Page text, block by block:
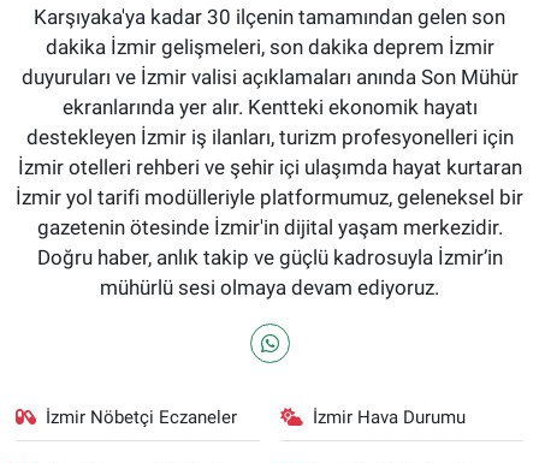
Karşıyaka'ya kadar 30 ilçenin tamamından gelen son
dakika İzmir gelişmeleri, son dakika deprem İzmir
duyuruları ve İzmir valisi açıklamaları anında Son Mühür
ekranlarında yer alır. Kentteki ekonomik hayatı
destekleyen İzmir iş ilanları, turizm profesyonelleri için
İzmir otelleri rehberi ve şehir içi ulaşımda hayat kurtaran
İzmir yol tarifi modülleriyle platformumuz, geleneksel bir
gazetenin ötesinde İzmir'in dijital yaşam merkezidir.
Doğru haber, anlık takip ve güçlü kadrosuyla İzmir’in
mühürlü sesi olmaya devam ediyoruz.
İzmir Nöbetçi Eczaneler İzmir Hava Durumu